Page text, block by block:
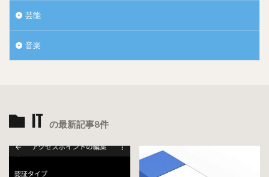
次のページでスコアの上げ方、コツなどを紹介！！
芸能
音楽
IT の最新記事8件